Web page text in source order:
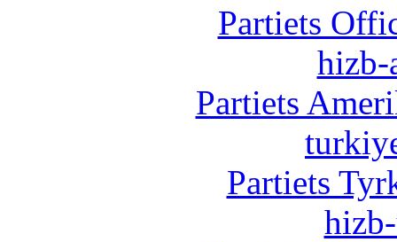
Partiets
hizb-
Partiets
Partiets